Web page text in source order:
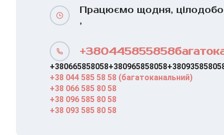
Працюємо щодня,
,
+380665858058+380965858058
+38 044 585 58 58 (багатоканальний)
+38 066 585 80 58
+38 096 585 80 58
+38 093 585 80 58